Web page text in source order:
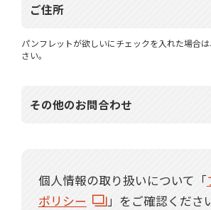
ご住所
パンフレットが欲しいにチェックを入れた場合
さい。
その他のお問合わせ
個人情報の取り扱いについて「
ポリシー
」をご確認くださ